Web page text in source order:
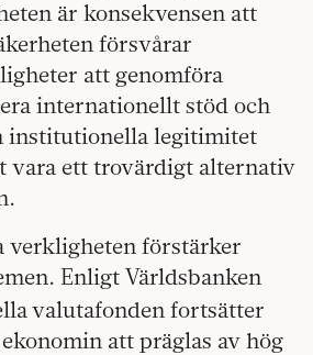
är konsekvensen att
försvårar
att genomföra
internationellt stöd och
institutionella legitimitet
vara ett trovärdigt alternativ
verkligheten förstärker
Enligt Världsbanken
valutafonden fortsätter
att präglas av hög